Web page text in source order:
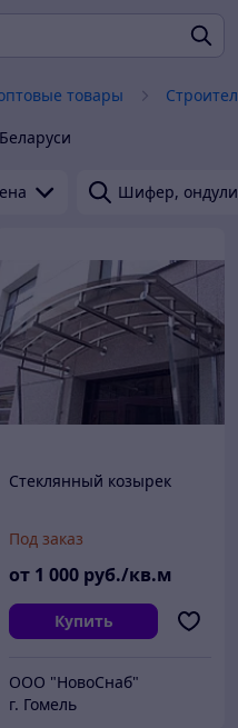
товары
Шифер,
Стеклянный козырек
Под заказ
от 1 000 руб./кв.м
Купить
ООО "НовоСнаб"
г. Гомель